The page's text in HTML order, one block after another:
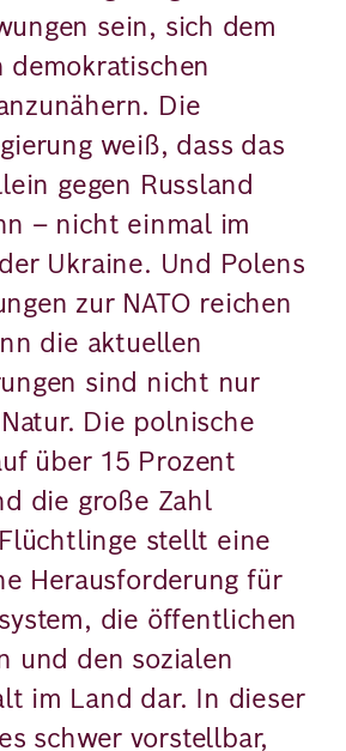
sein, sich dem
demokratischen
Die
weiß, dass das
gegen Russland
– nicht einmal im
Ukraine. Und Polens
zur NATO reichen
die aktuellen
sind nicht nur
Die polnische
über 15 Prozent
die große Zahl
stellt eine
Herausforderung für
die öffentlichen
und den sozialen
im Land dar. In dieser
schwer vorstellbar,